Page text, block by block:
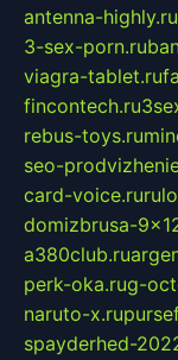
antenna-highly.ru
3-sex-porn.ru
viagra-tablet.ru
fincontech.ru
rebus-toys.ru
seo-
card-voice.ru
domizbrusa-
a380club.ru
perk-oka.rug-
naruto-x.ru
spayderhed-